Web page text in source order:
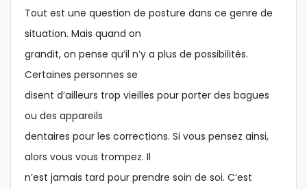
Tout est une question de posture dans ce genre de
situation. Mais quand on
grandit, on pense qu’il n’y a plus de possibilités.
Certaines personnes se
disent d’ailleurs trop vieilles pour porter des bagues
ou des appareils
dentaires pour les corrections. Si vous pensez ainsi,
alors vous vous trompez. Il
n’est jamais tard pour prendre soin de soi. C’est